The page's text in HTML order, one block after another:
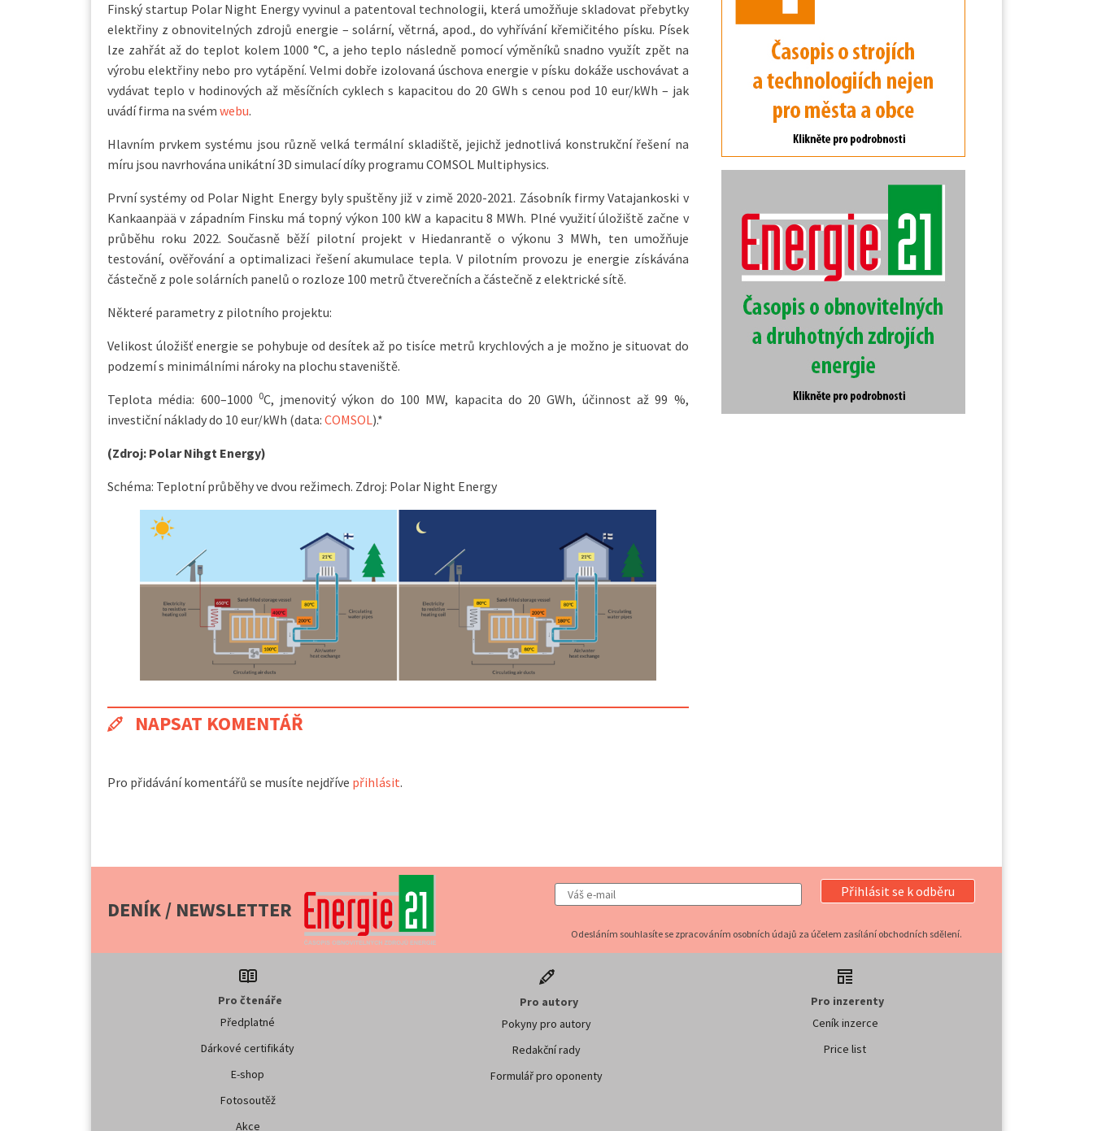
Finský startup Polar Night Energy vyvinul a patentoval technologii, která umožňuje skladovat přebytky
elektřiny z obnovitelných zdrojů energie – solární, větrná, apod., do vyhřívání křemičitého písku. Písek
lze zahřát až do teplot kolem 1000 °C, a jeho teplo následně pomocí výměníků snadno využít zpět na
výrobu elektřiny nebo pro vytápění. Velmi dobře izolovaná úschova energie v písku dokáže uschovávat a
vydávat teplo v hodinových až měsíčních cyklech s kapacitou do 20 GWh s cenou pod 10 eur/kWh – jak
uvádí firma na svém webu.
Hlavním prvkem systému jsou různě velká termální skladiště, jejichž jednotlivá konstrukční řešení na
míru jsou navrhována unikátní 3D simulací díky programu COMSOL Multiphysics.
První systémy od Polar Night Energy byly spuštěny již v zimě 2020-2021. Zásobník firmy Vatajankoski v
Kankaanpää v západním Finsku má topný výkon 100 kW a kapacitu 8 MWh. Plné využití úložiště začne v
průběhu roku 2022. Současně běží pilotní projekt v Hiedanrantě o výkonu 3 MWh, ten umožňuje
testování, ověřování a optimalizaci řešení akumulace tepla. V pilotním provozu je energie získávána
částečně z pole solárních panelů o rozloze 100 metrů čtverečních a částečně z elektrické sítě.
Některé parametry z pilotního projektu:
Velikost úložišť energie se pohybuje od desítek až po tisíce metrů krychlových a je možno je situovat do
podzemí s minimálními nároky na plochu staveniště.
Teplota média: 600–1000 0C, jmenovitý výkon do 100 MW, kapacita do 20 GWh, účinnost až 99 %,
investiční náklady do 10 eur/kWh (data: COMSOL).*
(Zdroj: Polar Nihgt Energy)
Schéma: Teplotní průběhy ve dvou režimech. Zdroj: Polar Night Energy
NAPSAT KOMENTÁŘ
Pro přidávání komentářů se musíte nejdříve přihlásit.
DENÍK / NEWSLETTER
Přihlásit se k odběru
Odesláním souhlasíte se zpracováním osobních údajů za účelem zasílání obchodních sdělení.
Pro čtenáře
Předplatné
Dárkové certifikáty
E-shop
Fotosoutěž
Akce
Pro autory
Pokyny pro autory
Redakční rady
Formulář pro oponenty
Pro inzerenty
Ceník inzerce
Price list